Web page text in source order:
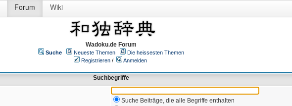
Forum Wiki
Wadoku.de Forum
Suche Neueste Themen
Die heissesten Themen
Registrieren /
Anmelden
Suchbegriffe
Suche Beiträge, die alle Begriffe enthalten